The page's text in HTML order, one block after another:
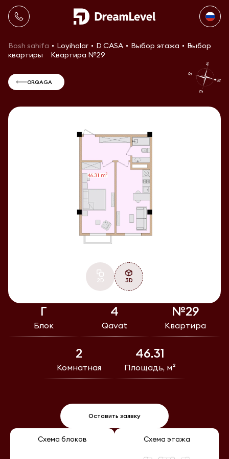
Bosh sahifa Loyihalar D CASA Выбор этажа
Выбор
квартиры
Квартира №29
Г
Блок
4
Qavat
№29
Квартира
2
Комнатная
46.31
Площадь, м²
Оставить заявку
2D 3D
Схема блоков Схема этажа
ORQAGA